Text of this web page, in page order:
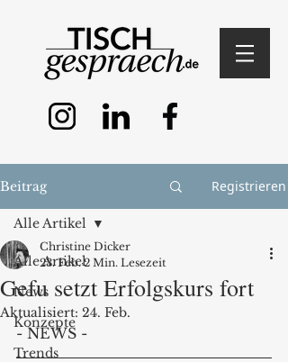
Beitrag Registrieren
Alle Artikel
News
Konzepte
Trends
Alle Artikel
Gefu setzt Erfolgskurs fort
Christine Dicker
23. Feb. 2 Min. Lesezeit
Aktualisiert: 24. Feb.
- NEWS -